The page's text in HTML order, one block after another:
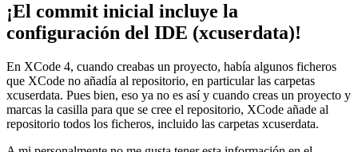
¡El commit inicial incluye la
configuración del IDE (xcuserdata)!
En XCode 4, cuando creabas un proyecto, había algunos ficheros
que XCode no añadía al repositorio, en particular las carpetas
xcuserdata. Pues bien, eso ya no es así y cuando creas un proyecto y
marcas la casilla para que se cree el repositorio, XCode añade al
repositorio todos los ficheros, incluido las carpetas xcuserdata.